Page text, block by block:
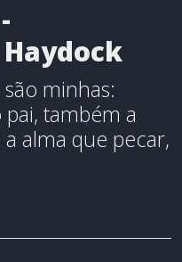
minhas:
também a
alma que pecar,